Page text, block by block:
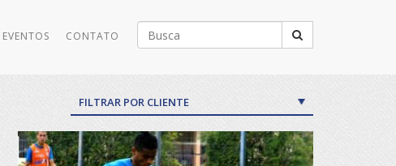
Buscar
por:
EVENTOS CONTATO
FILTRAR POR CLIENTE